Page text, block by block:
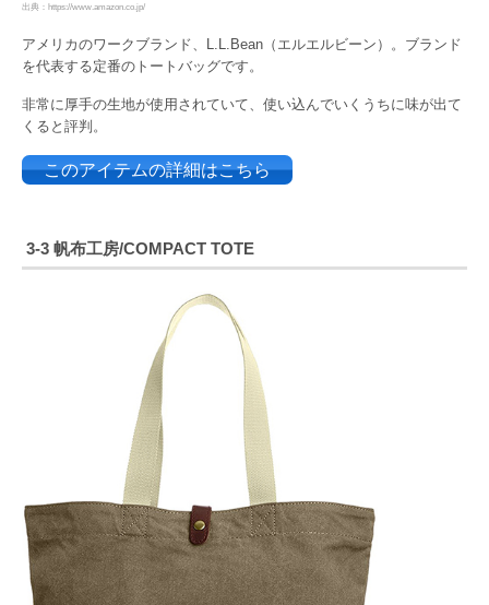
出典：https://www.amazon.co.jp/
アメリカのワークブランド、L.L.Bean（エルエルビーン）。ブランド
を代表する定番のトートバッグです。
非常に厚手の生地が使用されていて、使い込んでいくうちに味が出て
くると評判。
このアイテムの詳細はこちら
3-3 帆布工房/COMPACT TOTE